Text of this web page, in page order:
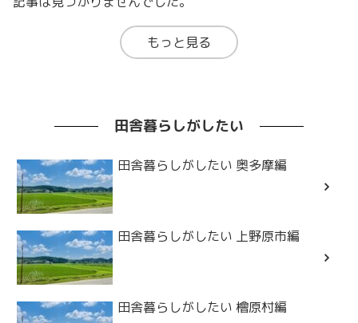
もっと見る
田舎暮らしがしたい
田舎暮らしがしたい 奥多摩編
田舎暮らしがしたい 上野原市編
田舎暮らしがしたい 檜原村編